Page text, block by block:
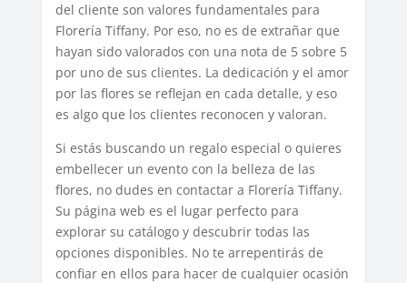
del cliente son valores fundamentales para
Florería Tiffany. Por eso, no es de extrañar que
hayan sido valorados con una nota de 5 sobre 5
por uno de sus clientes. La dedicación y el amor
por las flores se reflejan en cada detalle, y eso
es algo que los clientes reconocen y valoran.
Si estás buscando un regalo especial o quieres
embellecer un evento con la belleza de las
flores, no dudes en contactar a Florería Tiffany.
Su página web es el lugar perfecto para
explorar su catálogo y descubrir todas las
opciones disponibles. No te arrepentirás de
confiar en ellos para hacer de cualquier ocasión